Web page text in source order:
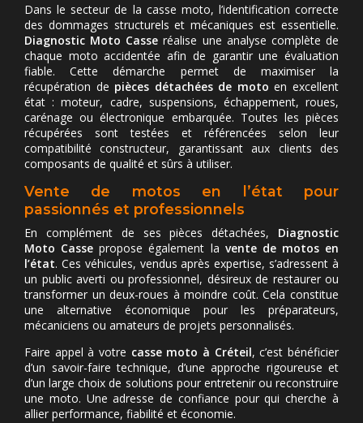
Dans le secteur de la casse moto, l’identification correcte
des dommages structurels et mécaniques est essentielle.
Diagnostic Moto Casseréalise une analyse complète de
chaque moto accidentée afin de garantir une évaluation
fiable. Cette démarche permet de maximiser la
récupération de pièces détachées de moto en excellent
état : moteur, cadre, suspensions, échappement, roues,
carénage ou électronique embarquée. Toutes les pièces
récupérées sont testées et référencées selon leur
compatibilité constructeur, garantissant aux clients des
composants de qualité et sûrs à utiliser.
Vente de motos en l’état pour
passionnés et professionnels
En complément de ses pièces détachées, Diagnostic
Moto Casse propose également la vente de motos en
l’état. Ces véhicules, vendus après expertise, s’adressent à
un public averti ou professionnel, désireux de restaurer ou
transformer un deux-roues à moindre coût. Cela constitue
une alternative économique pour les préparateurs,
mécaniciens ou amateurs de projets personnalisés.
Faire appel à votre casse moto à Créteil, c’est bénéficier
d’un savoir-faire technique, d’une approche rigoureuse et
d’un large choix de solutions pour entretenir ou reconstruire
une moto. Une adresse de confiance pour qui cherche à
allier performance, fiabilité et économie.